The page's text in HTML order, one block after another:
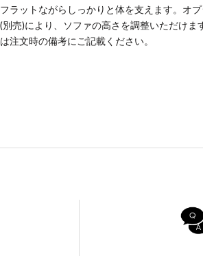
ラットながらしっかりと体を支えます。 オ
別売)により、ソファの高さを調整いただけま
注文時の備考にご記載ください。